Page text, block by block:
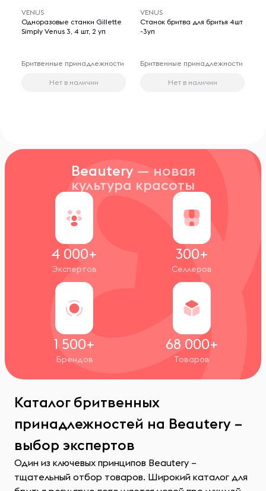
VENUS
Одноразовые станки Gillette
Simply Venus 3, 4 шт, 2 уп
Бритвенные принадлежности
Нет в наличии
VENUS
Станок бритва для бритья 4шт
-3уп
Бритвенные принадлежности
Нет в наличии
Beautery — новая
культура красоты
4 000+
Экспертов
300+
Селлеров
1 500+
Брендов
68 000+
Товаров
Каталог бритвенных
принадлежностей на Beautery –
выбор экспертов
Один из ключевых принципов Beautery –
тщательный отбор товаров. Широкий каталог для